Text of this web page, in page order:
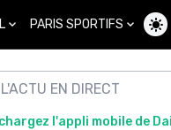
PARIS SPORTIFS
L'ACTU EN DIRECT
l'appli mobile de